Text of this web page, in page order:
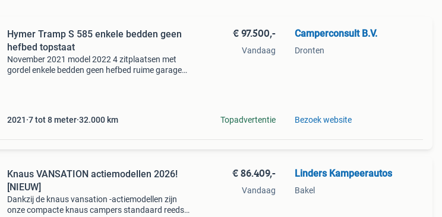
Hymer Tramp S 585 enkele bedden geen
hefbed topstaat
November 2021 model 2022 4 zitplaatsen met
gordel enkele bedden geen hefbed ruime garage
2021 7 tot 8 meter 32.000 km
€ 97.500,-
Vandaag
Topadvertentie
Camperconsult B.V.
Dronten
Bezoek website
Knaus VANSATION actiemodellen 2026!
[NIEUW]
Dankzij de knaus vansation -actiemodellen zijn
onze compacte knaus campers standaard reeds
€ 86.409,-
Vandaag
Linders Kampeerautos
Bakel